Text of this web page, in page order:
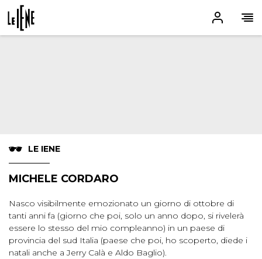
LE IENE
MICHELE CORDARO
Nasco visibilmente emozionato un giorno di ottobre di
tanti anni fa (giorno che poi, solo un anno dopo, si rivelerà
essere lo stesso del mio compleanno) in un paese di
provincia del sud Italia (paese che poi, ho scoperto, diede i
natali anche a Jerry Calà e Aldo Baglio).